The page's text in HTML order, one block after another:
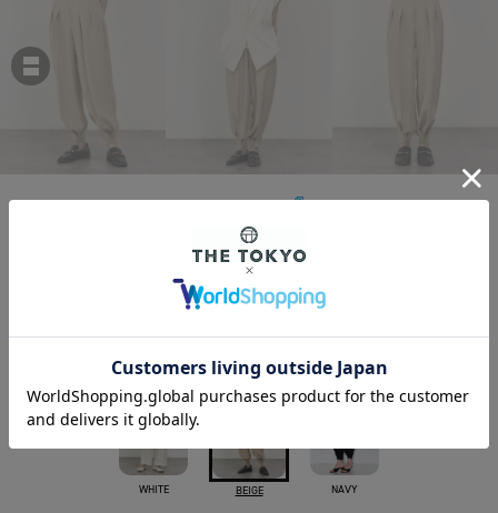
THE TOKYO
2way Tuck Pants
￥38,500
350ポイント付与
カラー
WHITE BEIGE NAVY